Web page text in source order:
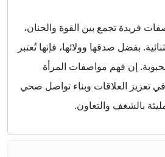
فريدة تجمع بين القوة والحنان،
بفضل صدقها وولائها، فإنها تُعتبر
إن فهم مواصفات المرأة
تعزيز العلاقات وبناء تواصل صحي
بالشغف والتعاون.